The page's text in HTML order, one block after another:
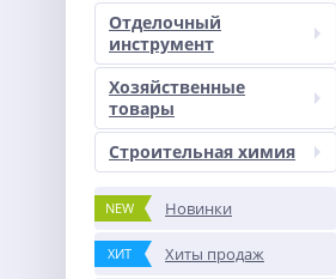
Отделочный
инструмент
Хозяйственные
товары
Строительная химия
NEW Новинки
ХИТ Хиты продаж